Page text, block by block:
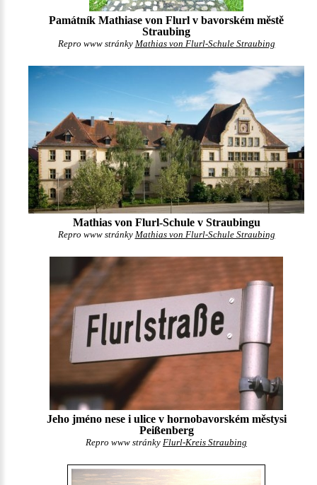
Památník Mathiase von Flurl v bavorském městě
Straubing
Repro www stránky Mathias von Flurl-Schule Straubing
Mathias von Flurl-Schule v Straubingu
Repro www stránky Mathias von Flurl-Schule Straubing
Jeho jméno nese i ulice v hornobavorském městysi
Peißenberg
Repro www stránky Flurl-Kreis Straubing